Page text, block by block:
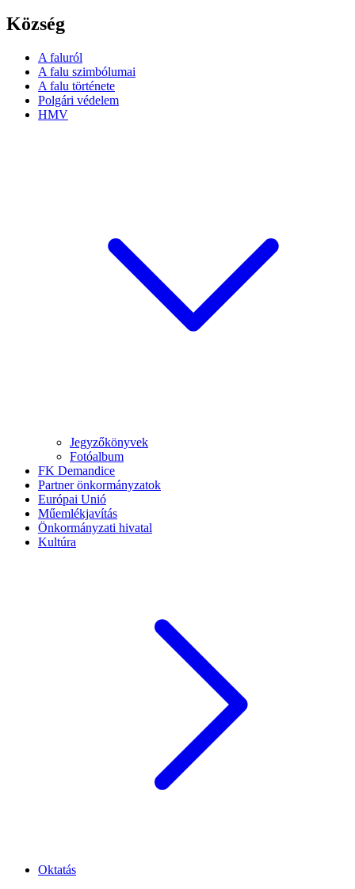
Község
A faluról
A falu szimbólumai
A falu története
Polgári védelem
HMV
Jegyzőkönyvek
Fotóalbum
FK Demandice
Partner önkormányzatok
Európai Unió
Műemlékjavítás
Önkormányzati hivatal
Kultúra
Oktatás